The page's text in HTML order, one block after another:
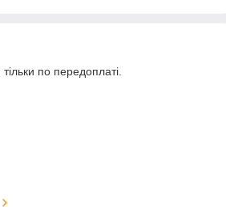
по передоплаті.